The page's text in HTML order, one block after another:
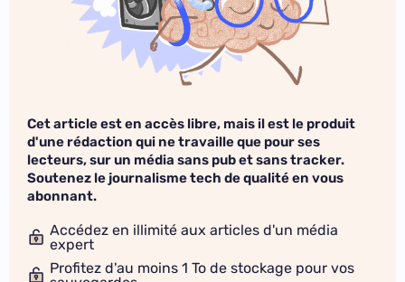
Cet article est en accès libre, mais il est le produit
d'une rédaction qui ne travaille que pour ses
lecteurs, sur un média sans pub et sans tracker.
Soutenez le journalisme tech de qualité en vous
abonnant.
Accédez en illimité aux articles d'un média
expert
Profitez d'au moins 1 To de stockage pour vos